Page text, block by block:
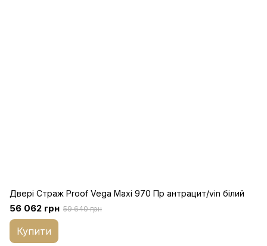
Двері Страж Proof Vega Maxi 970 Пр антрацит/vin білий
56 062 грн 59 640 грн
Купити